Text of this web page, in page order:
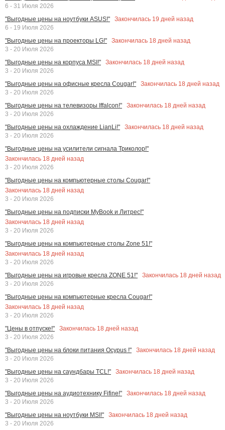
6 - 31 Июля 2026
"Выгодные цены на ноутбуки ASUS!"
Закончилась 19 дней назад
6 - 19 Июля 2026
"Выгодные цены на проекторы LG!"
Закончилась 18 дней назад
3 - 20 Июля 2026
"Выгодные цены на корпуса MSI!"
Закончилась 18 дней назад
3 - 20 Июля 2026
"Выгодные цены на офисные кресла Cougar!"
Закончилась 18 дней назад
3 - 20 Июля 2026
"Выгодные цены на телевизоры Iffalcon!"
Закончилась 18 дней назад
3 - 20 Июля 2026
"Выгодные цены на охлаждение LianLi!"
Закончилась 18 дней назад
3 - 20 Июля 2026
"Выгодные цены на усилители сигнала Триколор!"
Закончилась 18 дней назад
3 - 20 Июля 2026
"Выгодные цены на компьютерные столы Cougar!"
Закончилась 18 дней назад
3 - 20 Июля 2026
"Выгодные цены на подписки MyBook и Литрес!"
Закончилась 18 дней назад
3 - 20 Июля 2026
"Выгодные цены на компьютерные столы Zone 51!"
Закончилась 18 дней назад
3 - 20 Июля 2026
"Выгодные цены на игровые кресла ZONE 51!"
Закончилась 18 дней назад
3 - 20 Июля 2026
"Выгодные цены на компьютерные кресла Cougar!"
Закончилась 18 дней назад
3 - 20 Июля 2026
"Цены в отпуске!"
Закончилась 18 дней назад
3 - 20 Июля 2026
"Выгодные цены на блоки питания Ocypus !"
Закончилась 18 дней назад
3 - 20 Июля 2026
"Выгодные цены на саундбары TCL!"
Закончилась 18 дней назад
3 - 20 Июля 2026
"Выгодные цены на аудиотехнику Fifine!"
Закончилась 18 дней назад
3 - 20 Июля 2026
"Выгодные цены на ноутбуки MSI!"
Закончилась 18 дней назад
3 - 20 Июля 2026